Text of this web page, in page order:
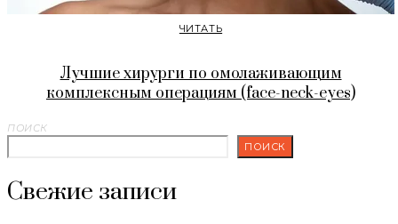
ЧИТАТЬ
Лучшие хирурги по омолаживающим
комплексным операциям (face-neck-eyes)
ПОИСК
ПОИСК
Свежие записи